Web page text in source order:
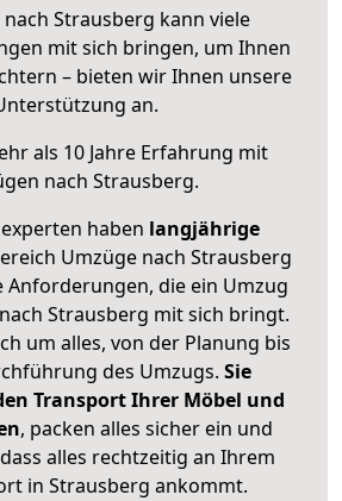
nach Strausberg kann viele
mit sich bringen, um Ihnen
– bieten wir Ihnen unsere
an.
als 10 Jahre Erfahrung mit
nach Strausberg.
haben langjährige
Umzüge nach Strausberg
Anforderungen, die ein Umzug
Strausberg mit sich bringt.
um alles, von der Planung bis
des Umzugs. Sie
Transport Ihrer Möbel und
, packen alles sicher ein und
alles rechtzeitig an Ihrem
in Strausberg ankommt.